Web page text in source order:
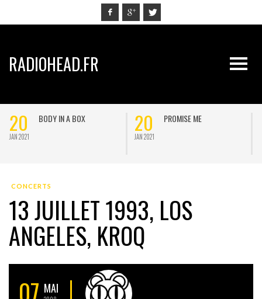
RADIOHEAD.FR
20
JAN 2021
BODY IN A BOX 20
JAN 2021
PROMISE ME
CONCERTS
13 JUILLET 1993, LOS
ANGELES, KROQ
07 MAI